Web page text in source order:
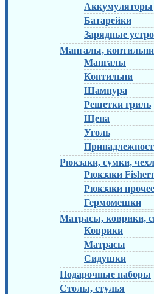
Аккумуляторы
Батарейки
Зарядные
Мангалы, коптильни
Мангалы
Коптильни
Шампура
Решетки гриль
Щепа
Уголь
Рюкзаки, сумки,
Рюкзаки
Рюкзаки прочее
Гермомешки
Матрасы, коврики,
Коврики
Матрасы
Сидушки
Подарочные наборы
Столы, стулья